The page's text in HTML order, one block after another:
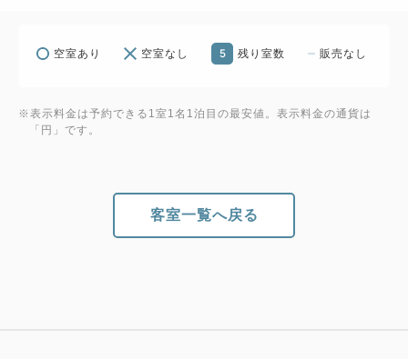
空室あり 空室なし 5 残り室数 販売なし
※表示料金は予約できる1室1名1泊目の最安値。表示料金の通貨は
「円」です。
客室一覧へ戻る